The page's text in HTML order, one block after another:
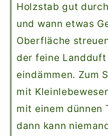
Holzstab gut
und wann etwas
Oberfläche
der feine
eindämmen. Zum
mit
mit einem dünnen
dann kann